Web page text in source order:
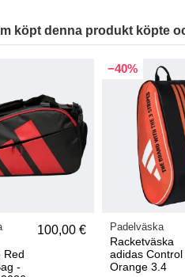
köpt denna produkt köpte
Red
-
100,00 €
−40%
Padelväska
Racketväska
adidas Control
Orange 3.4